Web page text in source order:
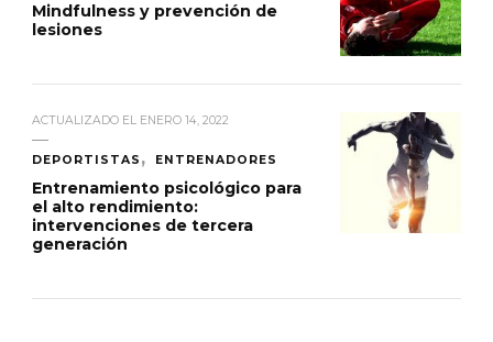
Mindfulness y prevención de
lesiones
ACTUALIZADO EL ENERO 14, 2022
DEPORTISTAS ENTRENADORES
Entrenamiento psicológico para
el alto rendimiento:
intervenciones de tercera
generación